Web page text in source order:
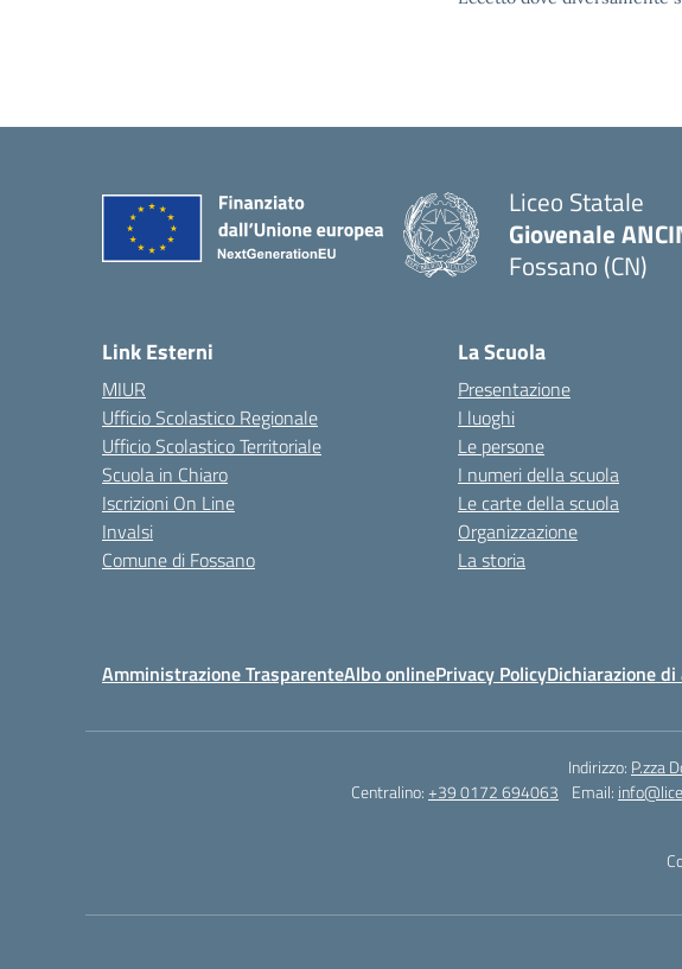
Liceo Statale
Giovenale
Fossano (CN)
Link Esterni
MIUR
Ufficio Scolastico Regionale
Ufficio Scolastico Territoriale
Scuola in Chiaro
Iscrizioni On Line
Invalsi
Comune di Fossano
La Scuola
Presentazione
I luoghi
Le persone
I numeri della scuola
Le carte della scuola
Organizzazione
La storia
Amministrazione TrasparenteAlbo onlinePrivacy PolicyDichiarazione
Indirizzo: P.zza
Centralino:+39 0172 694063 Email: